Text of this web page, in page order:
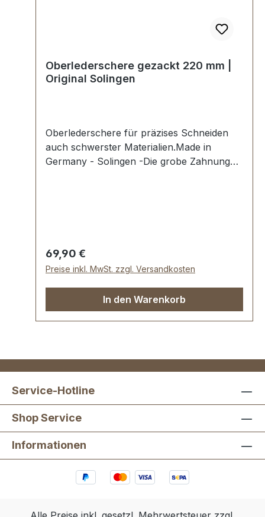
Oberlederschere gezackt 220 mm |
Original Solingen
Oberlederschere für präzises Schneiden
auch schwerster Materialien.Made in
Germany - Solingen -Die grobe Zahnung
etc.Präzise und scharf.Gesamtlänge 22 cm
(9").
Regulärer Preis:
69,90 €
Preise inkl. MwSt. zzgl. Versandkosten
In den Warenkorb
Service-Hotline
Shop Service
Informationen